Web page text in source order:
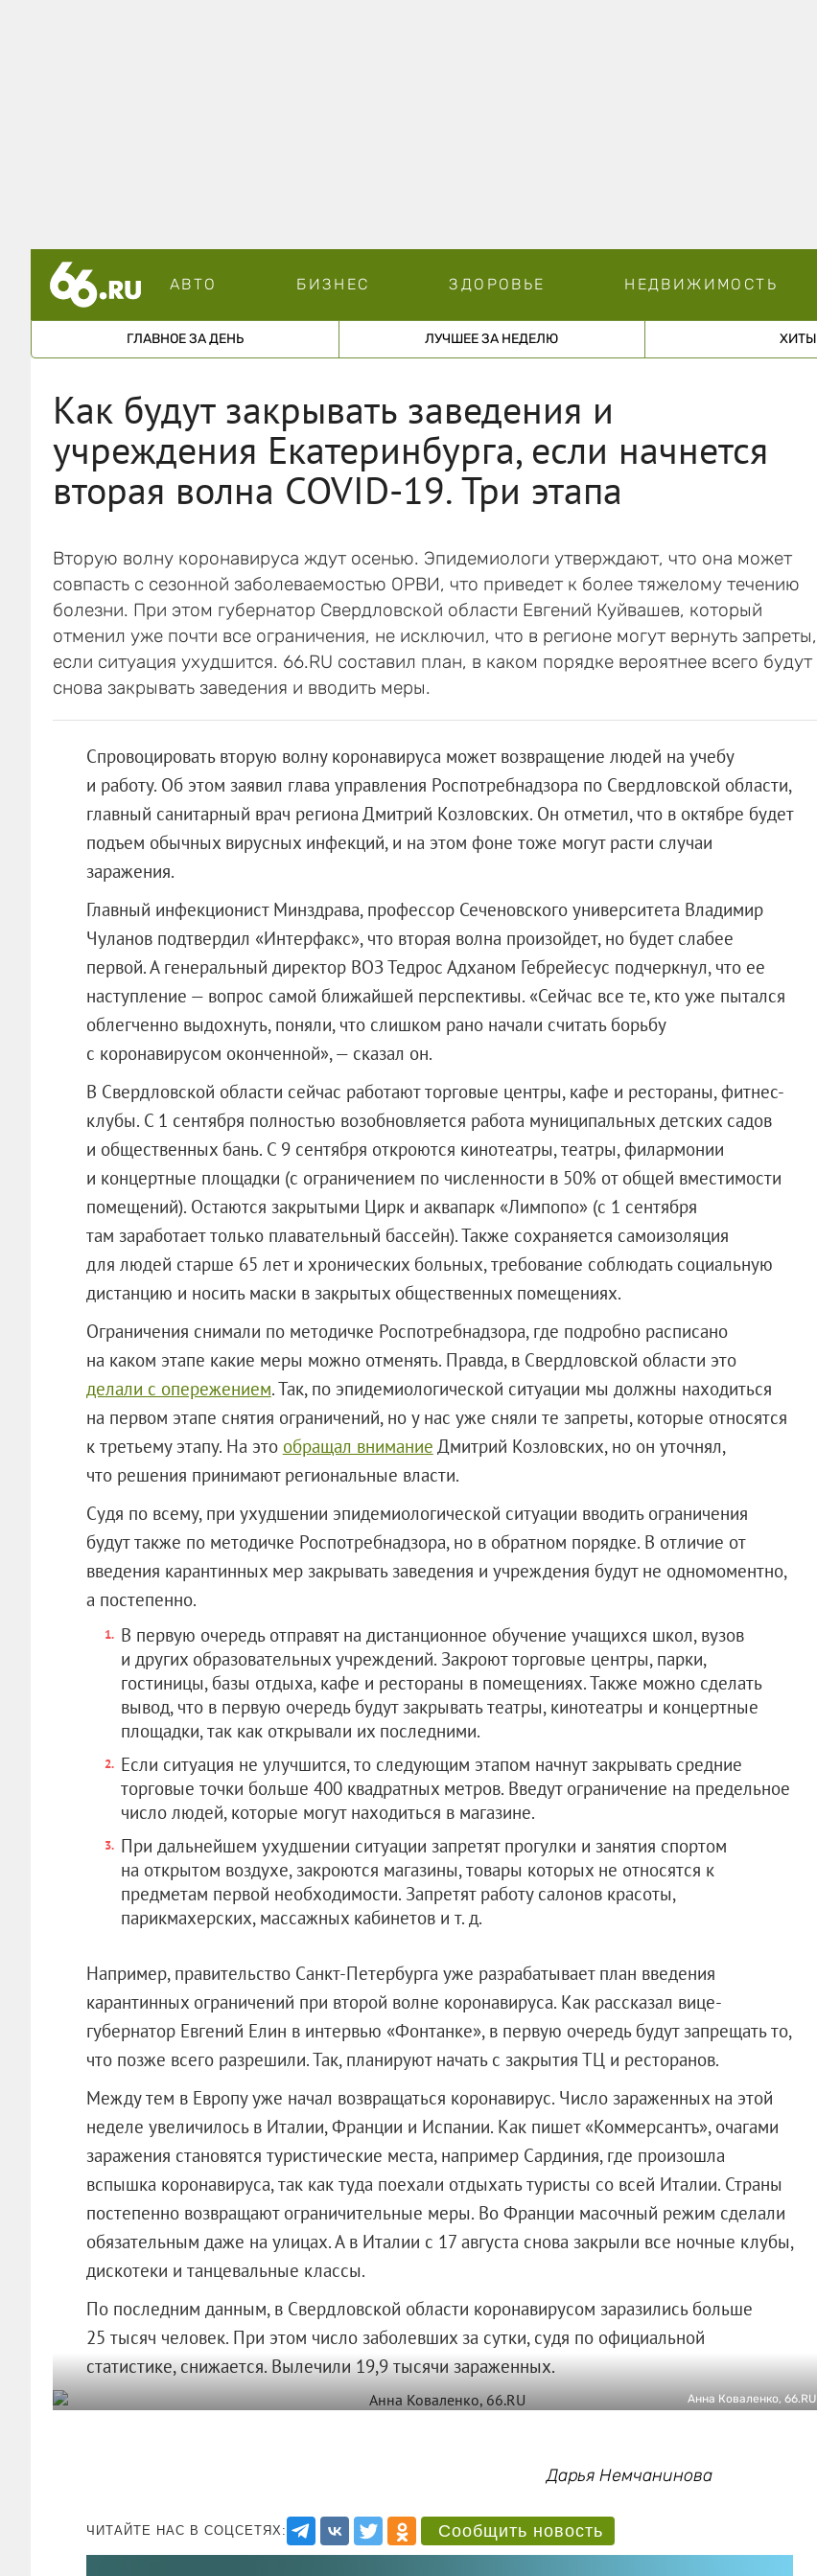
АВТО БИЗНЕС ЗДОРОВЬЕ НЕДВИЖИМОСТЬ
ГЛАВНОЕ ЗА ДЕНЬ ЛУЧШЕЕ ЗА НЕДЕЛЮ ХИТЫ
Как будут закрывать заведения и
учреждения Екатеринбурга, если начнется
вторая волна COVID-19. Три этапа
Вторую волну коронавируса ждут осенью. Эпидемиологи утверждают, что она может
совпасть с сезонной заболеваемостью ОРВИ, что приведет к более тяжелому течению
болезни. При этом губернатор Свердловской области Евгений Куйвашев, который
отменил уже почти все ограничения, не исключил, что в регионе могут вернуть запреты,
если ситуация ухудшится. 66.RU составил план, в каком порядке вероятнее всего будут
снова закрывать заведения и вводить меры.
Cпровоцировать вторую волну коронавируса может возвращение людей на учебу
и работу. Об этом заявил глава управления Роспотребнадзора по Свердловской области,
главный санитарный врач региона Дмитрий Козловских. Он отметил, что в октябре будет
подъем обычных вирусных инфекций, и на этом фоне тоже могут расти случаи
заражения.
Главный инфекционист Минздрава, профессор Сеченовского университета Владимир
Чуланов подтвердил «Интерфакс», что вторая волна произойдет, но будет слабее
первой. А генеральный директор ВОЗ Тедрос Адханом Гебрейесус подчеркнул, что ее
наступление — вопрос самой ближайшей перспективы. «Сейчас все те, кто уже пытался
облегченно выдохнуть, поняли, что слишком рано начали считать борьбу
с коронавирусом оконченной», — сказал он.
В Свердловской области сейчас работают торговые центры, кафе и рестораны, фитнес-
клубы. С 1 сентября полностью возобновляется работа муниципальных детских садов
и общественных бань. С 9 сентября откроются кинотеатры, театры, филармонии
и концертные площадки (с ограничением по численности в 50% от общей вместимости
помещений). Остаются закрытыми Цирк и аквапарк «Лимпопо» (с 1 сентября
там заработает только плавательный бассейн). Также сохраняется самоизоляция
для людей старше 65 лет и хронических больных, требование соблюдать социальную
дистанцию и носить маски в закрытых общественных помещениях.
Ограничения снимали по методичке Роспотребнадзора, где подробно расписано
на каком этапе какие меры можно отменять. Правда, в Свердловской области это
делали с опережением. Так, по эпидемиологической ситуации мы должны находиться
на первом этапе снятия ограничений, но у нас уже сняли те запреты, которые относятся
к третьему этапу. На это обращал внимание Дмитрий Козловских, но он уточнял,
что решения принимают региональные власти.
Судя по всему, при ухудшении эпидемиологической ситуации вводить ограничения
будут также по методичке Роспотребнадзора, но в обратном порядке. В отличие от
введения карантинных мер закрывать заведения и учреждения будут не одномоментно,
а постепенно.
В первую очередь отправят на дистанционное обучение учащихся школ, вузов
и других образовательных учреждений. Закроют торговые центры, парки,
гостиницы, базы отдыха, кафе и рестораны в помещениях. Также можно сделать
вывод, что в первую очередь будут закрывать театры, кинотеатры и концертные
площадки, так как открывали их последними.
Если ситуация не улучшится, то следующим этапом начнут закрывать средние
торговые точки больше 400 квадратных метров. Введут ограничение на предельное
число людей, которые могут находиться в магазине.
При дальнейшем ухудшении ситуации запретят прогулки и занятия спортом
на открытом воздухе, закроются магазины, товары которых не относятся к
предметам первой необходимости. Запретят работу салонов красоты,
парикмахерских, массажных кабинетов и т. д.
Например, правительство Санкт-Петербурга уже разрабатывает план введения
карантинных ограничений при второй волне коронавируса. Как рассказал вице-
губернатор Евгений Елин в интервью «Фонтанке», в первую очередь будут запрещать то,
что позже всего разрешили. Так, планируют начать с закрытия ТЦ и ресторанов.
Между тем в Европу уже начал возвращаться коронавирус. Число зараженных на этой
неделе увеличилось в Италии, Франции и Испании. Как пишет «Коммерсантъ», очагами
заражения становятся туристические места, например Сардиния, где произошла
вспышка коронавируса, так как туда поехали отдыхать туристы со всей Италии. Страны
постепенно возвращают ограничительные меры. Во Франции масочный режим сделали
обязательным даже на улицах. А в Италии с 17 августа снова закрыли все ночные клубы,
дискотеки и танцевальные классы.
По последним данным, в Свердловской области коронавирусом заразились больше
25 тысяч человек. При этом число заболевших за сутки, судя по официальной
статистике, снижается. Вылечили 19,9 тысячи зараженных.
Анна Коваленко, 66.RU
Дарья Немчанинова
ЧИТАЙТЕ НАС В СОЦСЕТЯХ: Сообщить новость